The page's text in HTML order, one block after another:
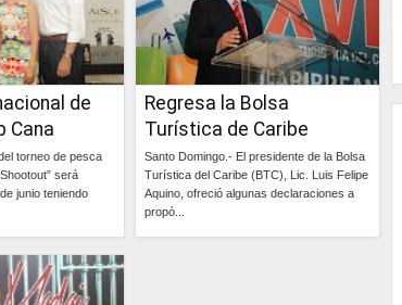
de
Cana
torneo de pesca
será
junio teniendo
Regresa la Bolsa
Turística de Caribe
Santo Domingo.- El presidente de la Bolsa
Turística del Caribe (BTC), Lic. Luis Felipe
Aquino, ofreció algunas declaraciones a
propó...